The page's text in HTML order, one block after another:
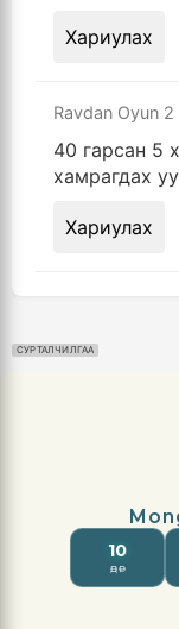
Хариулах
Ravdan Oyun 2
40 гарсан 5
хамрагдах
Хариулах
СУРТАЛЧИЛГАА